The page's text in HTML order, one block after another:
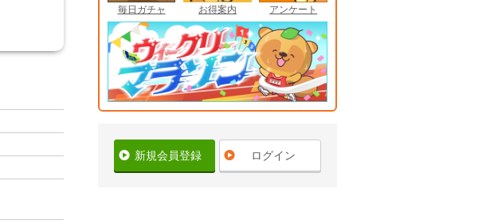
毎日ガチャ お得案内 アンケート
新規会員登録 ログイン